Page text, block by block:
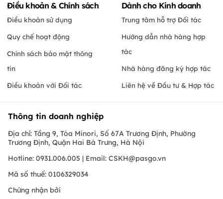
Điều khoản & Chính sách
Điều khoản sử dụng
Quy chế hoạt động
Chính sách bảo mật thông
tin
Điều khoản với Đối tác
Dành cho Kinh doanh
Trung tâm hỗ trợ Đối tác
Hướng dẫn nhà hàng hợp
tác
Nhà hàng đăng ký hợp tác
Liên hệ về Đầu tư & Hợp tác
Thông tin doanh nghiệp
Địa chỉ: Tầng 9, Tòa Minori, Số 67A Trương Định, Phường
Trương Định, Quận Hai Bà Trưng, Hà Nội
Hotline: 0931.006.005 | Email: CSKH@pasgo.vn
Mã số thuế: 0106329034
Chứng nhận bởi